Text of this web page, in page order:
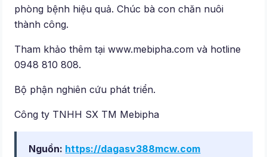
phòng bệnh hiệu quả. Chúc bà con chăn nuôi
thành công.
Tham khảo thêm tại www.mebipha.com và hotline
0948 810 808.
Bộ phận nghiên cứu phát triển.
Công ty TNHH SX TM Mebipha
Nguồn: https://dagasv388mcw.com